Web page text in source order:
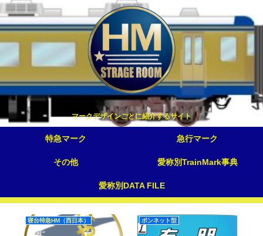
マークデザインごとに紹介するサイト
特急マーク 急行マーク
その他 愛称別TrainMark事典
愛称別DATA FILE
寝台特急HM（西日本） ボンネット型